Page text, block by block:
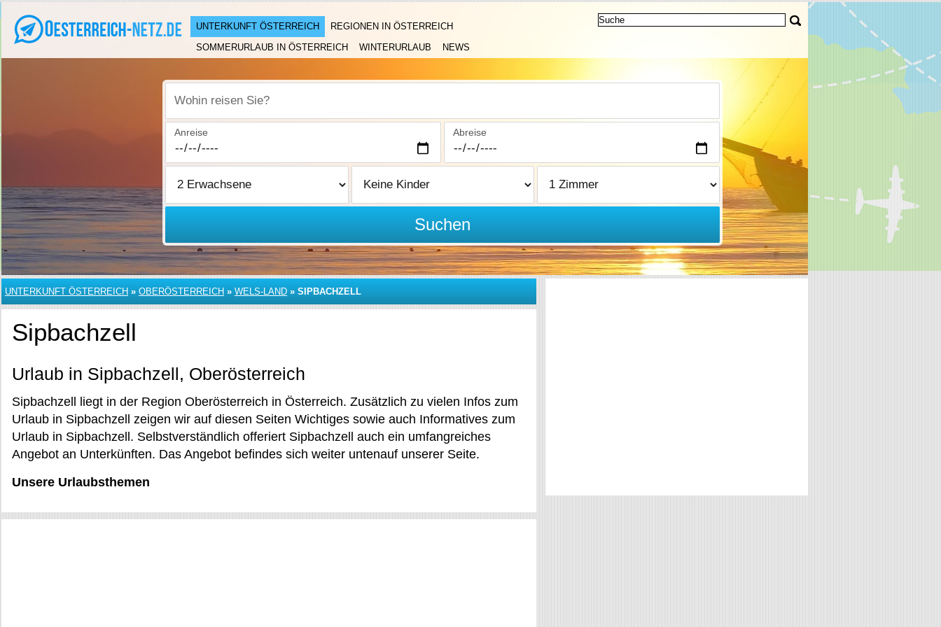
UNTERKUNFT ÖSTERREICH
REGIONEN IN ÖSTERREICH
SOMMERURLAUB IN ÖSTERREICH
WINTERURLAUB NEWS
Wohin reisen Sie?
Anreise Abreise
Suchen
UNTERKUNFT ÖSTERREICH » OBERÖSTERREICH » WELS-LAND » SIPBACHZELL
Sipbachzell
Urlaub in Sipbachzell, Oberösterreich
Sipbachzell liegt in der Region Oberösterreich in Österreich. Zusätzlich zu vielen Infos zum
Urlaub in Sipbachzell zeigen wir auf diesen Seiten Wichtiges sowie auch Informatives zum
Urlaub in Sipbachzell. Selbstverständlich offeriert Sipbachzell auch ein umfangreiches
Angebot an Unterkünften. Das Angebot befindes sich weiter untenauf unserer Seite.
Unsere Urlaubsthemen